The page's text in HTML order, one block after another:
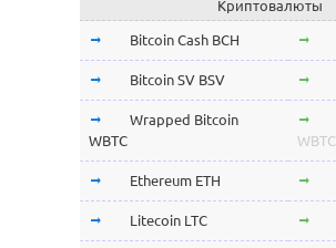
Криптовалюты
Bitcoin Cash BCH
Bitcoin SV BSV
Wrapped Bitcoin
WBTC
WBTC
Ethereum ETH
Litecoin LTC